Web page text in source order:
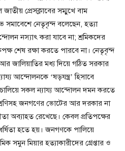
প্রেসক্লাবের সম্মুখে বাম
সমাবেশে নেতৃবৃন্দ বলেছেন, হত্যা
নস্যাৎ করা যাবে না; শ্রমিকদের
শেষ রক্ষা করতে পারবে না। নেতৃবৃন্দ
জালিয়াতির মধ্য দিয়ে গঠিত সরকার
আন্দোলনকে ‘ষড়যন্ত্র’ হিসাবে
চালিয়ে সকল ন্যায্য আন্দোলন দমন করতে
জনগণের ভোটের আর দরকার না
অব্যাহত রেখেছে। কেবল প্রতিপক্ষের
হতে হয়। জনগণকে পালিয়ে
সমুন মিয়ার হত্যাকারীদের গ্রেপ্তার ও